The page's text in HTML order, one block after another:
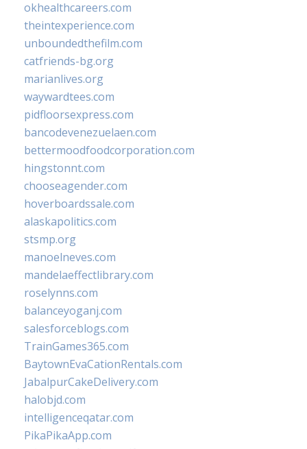
okhealthcareers.com
theintexperience.com
unboundedthefilm.com
catfriends-bg.org
marianlives.org
waywardtees.com
pidfloorsexpress.com
bancodevenezuelaen.com
bettermoodfoodcorporation.com
hingstonnt.com
chooseagender.com
hoverboardssale.com
alaskapolitics.com
stsmp.org
manoelneves.com
mandelaeffectlibrary.com
roselynns.com
balanceyoganj.com
salesforceblogs.com
TrainGames365.com
BaytownEvaCationRentals.com
JabalpurCakeDelivery.com
halobjd.com
intelligenceqatar.com
PikaPikaApp.com